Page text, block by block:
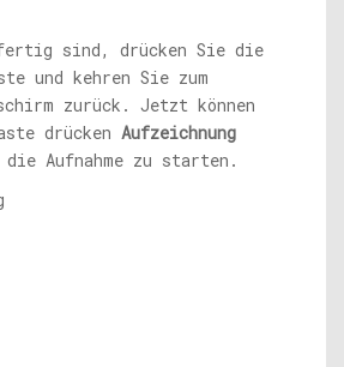
fertig sind, drücken Sie die
und kehren Sie zum
zurück. Jetzt können
drücken Aufzeichnung
die Aufnahme zu starten.